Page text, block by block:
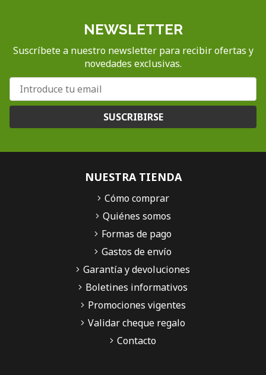
NEWSLETTER
Suscríbete a nuestro newsletter para recibir ofertas y
novedades exclusivas.
SUSCRIBIRSE
NUESTRA TIENDA
Cómo comprar
Quiénes somos
Formas de pago
Gastos de envío
Garantía y devoluciones
Boletines informativos
Promociones vigentes
Validar cheque regalo
Contacto